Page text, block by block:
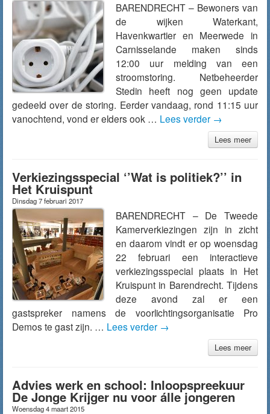
BARENDRECHT – Bewoners van
de wijken Waterkant,
Havenkwartier en Meerwede in
Carnisselande maken sinds
12:00 uur melding van een
stroomstoring. Netbeheerder
Stedin heeft nog geen update
gedeeld over de storing. Eerder vandaag, rond 11:15 uur
vanochtend, vond er elders ook … Lees verder →
Lees meer
Verkiezingsspecial ‘’Wat is politiek?’’ in
Het Kruispunt
Dinsdag 7 februari 2017
BARENDRECHT – De Tweede
Kamerverkiezingen zijn in zicht
en daarom vindt er op woensdag
22 februari een interactieve
verkiezingsspecial plaats in Het
Kruispunt in Barendrecht. Tijdens
deze avond zal er een
gastspreker namens de voorlichtingsorganisatie Pro
Demos te gast zijn. … Lees verder →
Lees meer
Advies werk en school: Inloopspreekuur
De Jonge Krijger nu voor álle jongeren
Woensdag 4 maart 2015